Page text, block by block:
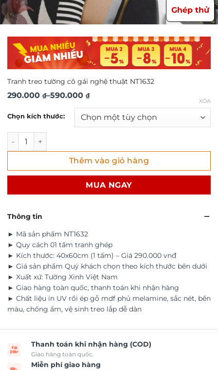
Ghép thử
Tranh treo tường cô gái nghệ thuật NT1632
290.000 ₫–590.000 ₫
Khoảng
290.000 ₫
đến
590.000 ₫
Chọn kích thước:
XÓA
Tranh treo tường cô gái nghệ thuật NT1632 số lượng
Thêm vào giỏ hàng
MUA NGAY
Thông tin
► Mã sản phẩm NT1632
► Quy cách 01 tấm tranh ghép
► Kích thước: 40x60cm (1 tấm) – Giá 290.000 vnđ
► Giá sản phẩm Quý khách chọn theo kích thước bên dưới
► Xuất xứ: Tường Xinh Việt Nam
► Giao hàng toàn quốc, thanh toán khi nhận hàng
► Chất liệu in UV rồi ép gỗ mdf phủ melamine, sắc nét, bền
màu, chống ẩm, vệ sinh treo lắp dễ dàn
Thanh toán khi nhận hàng (COD)
Giao hàng toàn quốc.
Miễn phí giao hàng